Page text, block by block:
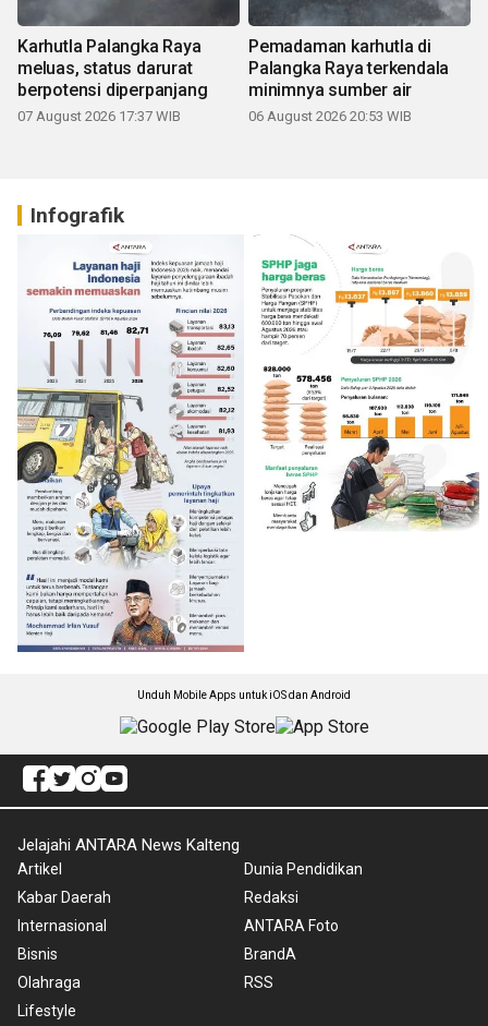
Karhutla Palangka Raya
meluas, status darurat
berpotensi diperpanjang
07 August 2026 17:37 WIB
Pemadaman karhutla di
Palangka Raya terkendala
minimnya sumber air
06 August 2026 20:53 WIB
Infografik
Unduh Mobile Apps untuk iOS dan Android
Jelajahi ANTARA News Kalteng
Artikel
Kabar Daerah
Internasional
Bisnis
Olahraga
Lifestyle
Dunia Pendidikan
Redaksi
ANTARA Foto
BrandA
RSS